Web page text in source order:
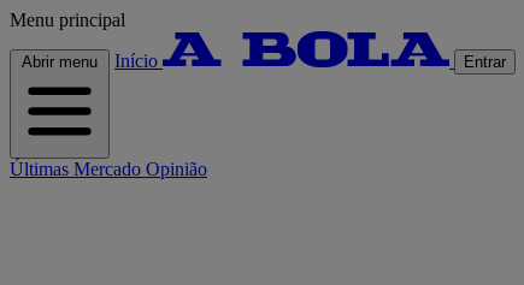
Menu principal
Abrir menu Início Entrar
Últimas Mercado Opinião